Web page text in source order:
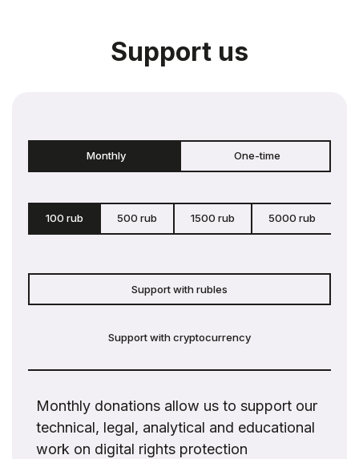
Support us
Monthly One-time
100 rub 500 rub 1500 rub 5000 rub
Support with rubles
Support with cryptocurrency
Monthly donations allow us to support our
technical, legal, analytical and educational
work on digital rights protection